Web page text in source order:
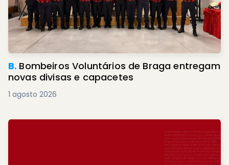
B. Bombeiros Voluntários de Braga entregam
novas divisas e capacetes
1 agosto 2026